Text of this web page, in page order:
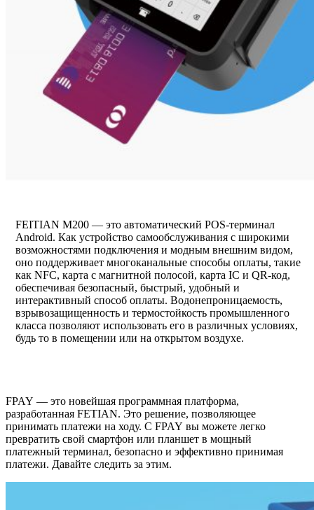
FEITIAN M200 — это автоматический POS-терминал
Android. Как устройство самообслуживания с широкими
возможностями подключения и модным внешним видом,
оно поддерживает многоканальные способы оплаты, такие
как NFC, карта с магнитной полосой, карта IC и QR-код,
обеспечивая безопасный, быстрый, удобный и
интерактивный способ оплаты. Водонепроницаемость,
взрывозащищенность и термостойкость промышленного
класса позволяют использовать его в различных условиях,
будь то в помещении или на открытом воздухе.
FPAY — это новейшая программная платформа,
разработанная FETIAN. Это решение, позволяющее
принимать платежи на ходу. С FPAY вы можете легко
превратить свой смартфон или планшет в мощный
платежный терминал, безопасно и эффективно принимая
платежи. Давайте следить за этим.